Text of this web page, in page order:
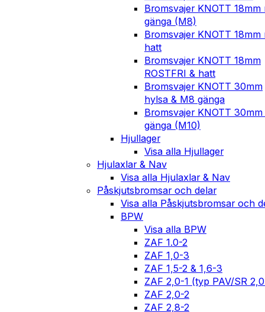
Bromsvajer KNOTT 18mm
gänga (M8)
Bromsvajer KNOTT 18mm
hatt
Bromsvajer KNOTT 18mm
ROSTFRI & hatt
Bromsvajer KNOTT 30mm
hylsa & M8 gänga
Bromsvajer KNOTT 30mm
gänga (M10)
Hjullager
Visa alla Hjullager
Hjulaxlar & Nav
Visa alla Hjulaxlar & Nav
Påskjutsbromsar och delar
Visa alla Påskjutsbromsar och
BPW
Visa alla BPW
ZAF 1.0-2
ZAF 1,0-3
ZAF 1,5-2 & 1,6-3
ZAF 2,0-1 (typ PAV/SR
ZAF 2,0-2
ZAF 2,8-2